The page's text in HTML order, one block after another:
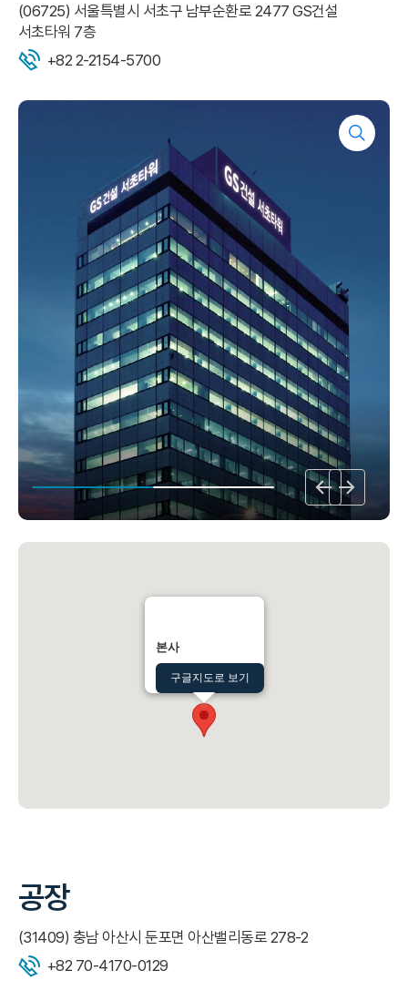
(06725) 서울특별시 서초구 남부순환로 2477 GS건설
서초타워 7층
+82 2-2154-5700
본사
구글지도로 보기
공장
(31409) 충남 아산시 둔포면 아산밸리동로 278-2
+82 70-4170-0129